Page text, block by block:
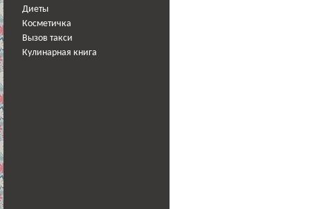
Диеты
Косметичка
Вызов такси
Кулинарная книга